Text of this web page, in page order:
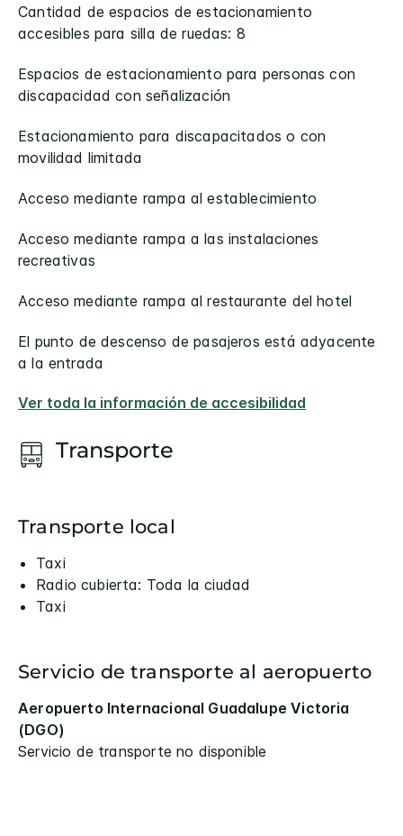
Cantidad de espacios de estacionamiento
accesibles para silla de ruedas: 8
Espacios de estacionamiento para personas con
discapacidad con señalización
Estacionamiento para discapacitados o con
movilidad limitada
Acceso mediante rampa al establecimiento
Acceso mediante rampa a las instalaciones
recreativas
Acceso mediante rampa al restaurante del hotel
El punto de descenso de pasajeros está adyacente
a la entrada
Ver toda la información de accesibilidad
Transporte
Transporte local
Taxi
Radio cubierta: Toda la ciudad
Taxi
Servicio de transporte al aeropuerto
Aeropuerto Internacional Guadalupe Victoria
(DGO)
Servicio de transporte no disponible